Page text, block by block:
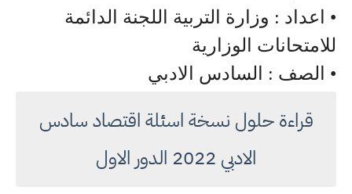
• اعداد : وزارة التربية اللجنة الدائمة
للامتحانات الوزارية
• الصف : السادس الادبي
قراءة حلول نسخة اسئلة اقتصاد سادس
الادبي 2022 الدور الاول